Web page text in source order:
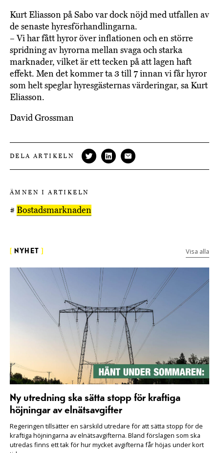
Kurt Eliasson på Sabo var dock nöjd med utfallen av
de senaste hyresförhandlingarna.
– Vi har fått hyror över inflationen och en större
spridning av hyrorna mellan svaga och starka
marknader, vilket är ett tecken på att lagen haft
effekt. Men det kommer ta 3 till 7 innan vi får hyror
som helt speglar hyresgästernas värderingar, sa Kurt
Eliasson.
David Grossman
DELA ARTIKELN
ÄMNEN I ARTIKELN
# Bostadsmarknaden
NYHET Visa alla
Ny utredning ska sätta stopp för kraftiga
höjningar av elnätsavgifter
Regeringen tillsätter en särskild utredare för att sätta stopp för de
kraftiga höjningarna av elnätsavgifterna. Bland förslagen som ska
utredas finns ett tak för hur mycket avgifterna får höjas under kort